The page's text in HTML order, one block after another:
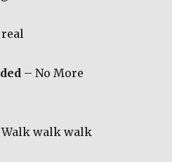
– No More
walk walk